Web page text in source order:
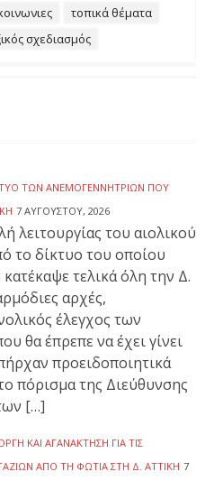
τοπικά θέματα
σχεδιασμός
ΤΩΝ ΑΝΕΜΟΓΕΝΝΗΤΡΙΏΝ ΠΟΥ
7 ΑΥΓΟΎΣΤΟΥ, 2026
λειτουργίας του αιολικού
το δίκτυο του οποίου
τελικά όλη την Δ.
αρχές,
έλεγχος των
θα έπρεπε να έχει γίνει
προειδοποιητικά
πόρισμα της Διεύθυνσης
[…]
ΚΑΙ ΑΓΑΝΆΚΤΗΣΗ ΓΙΑ ΤΙΣ
ΑΠΌ ΤΗ ΦΩΤΙΆ ΣΤΗ Δ. ΑΤΤΙΚΉ 7